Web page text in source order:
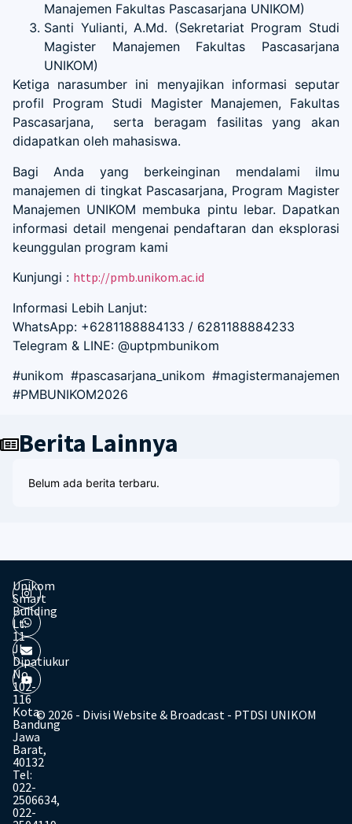
Manajemen Fakultas Pascasarjana UNIKOM)
Santi Yulianti, A.Md. (Sekretariat Program Studi
Magister Manajemen Fakultas Pascasarjana
UNIKOM)
Ketiga narasumber ini menyajikan informasi seputar
profil Program Studi Magister Manajemen, Fakultas
Pascasarjana, serta beragam fasilitas yang akan
didapatkan oleh mahasiswa.
Bagi Anda yang berkeinginan mendalami ilmu
manajemen di tingkat Pascasarjana, Program Magister
Manajemen UNIKOM membuka pintu lebar. Dapatkan
informasi detail mengenai pendaftaran dan eksplorasi
keunggulan program kami
Kunjungi : http://pmb.unikom.ac.id
Informasi Lebih Lanjut:
WhatsApp: +6281188884133 / 6281188884233
Telegram & LINE: @uptpmbunikom
#unikom #pascasarjana_unikom #magistermanajemen
#PMBUNIKOM2026
Berita Lainnya
Belum ada berita terbaru.
Unikom
Smart
Building
Lt.
11
Jl.
Dipatiukur
No.
102-
116
Kota
Bandung
Jawa
Barat,
40132
Tel:
022-
2506634,
022-
© 2026 - Divisi Website & Broadcast - PTDSI UNIKOM